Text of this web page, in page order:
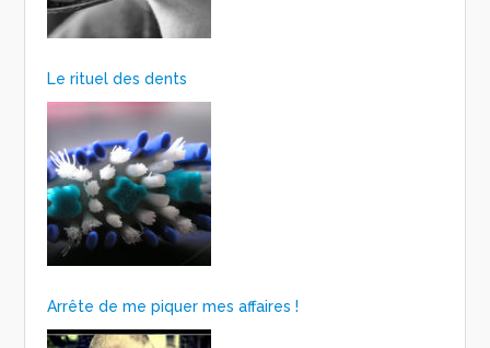
Le rituel des dents
Arrête de me piquer mes affaires !